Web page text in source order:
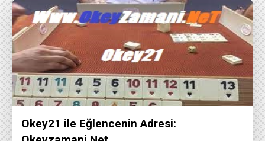
Okey21 ile Eğlencenin Adresi: